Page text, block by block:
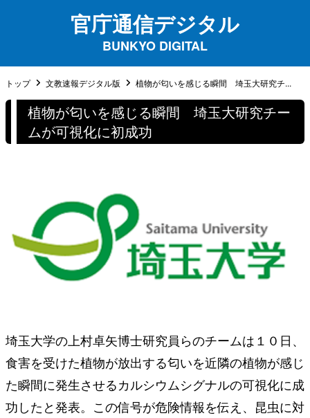
官庁通信デジタル
BUNKYO DIGITAL
トップ 文教速報デジタル版 植物が匂いを感じる瞬間 埼玉大研究チ...
植物が匂いを感じる瞬間 埼玉大研究チー
ムが可視化に初成功
埼玉大学の上村卓矢博士研究員らのチームは１０日、
食害を受けた植物が放出する匂いを近隣の植物が感じ
た瞬間に発生させるカルシウムシグナルの可視化に成
功したと発表。この信号が危険情報を伝え、昆虫に対